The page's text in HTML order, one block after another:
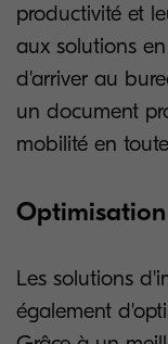
productivité et
aux solutions
d'arriver au
un document
mobilité en
Optimisation
Les solutions
également